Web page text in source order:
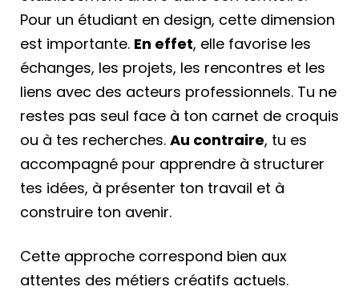
Pour un étudiant en design, cette dimension
est importante. En effet, elle favorise les
échanges, les projets, les rencontres et les
liens avec des acteurs professionnels. Tu ne
restes pas seul face à ton carnet de croquis
ou à tes recherches. Au contraire, tu es
accompagné pour apprendre à structurer
tes idées, à présenter ton travail et à
construire ton avenir.
Cette approche correspond bien aux
attentes des métiers créatifs actuels.